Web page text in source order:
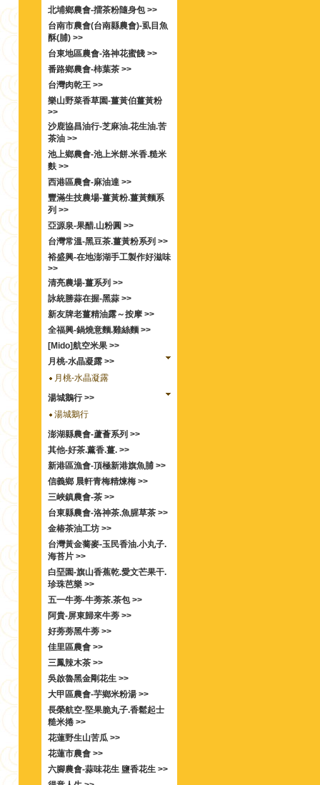
北埔鄉農會-擂茶粉隨身包 >>
台南市農會(台南縣農會)-虱目魚
酥(脯) >>
台東地區農會-洛神花蜜餞 >>
番路鄉農會-柿葉茶 >>
台灣肉乾王 >>
樂山野菜香草園-薑黃伯薑黃粉
>>
沙鹿協昌油行-芝麻油.花生油.苦
茶油 >>
池上鄉農會-池上米餅.米香.糙米
麩 >>
西港區農會-麻油達 >>
豐滿生技農場-薑黃粉.薑黃麵系
列 >>
亞源泉-果醋.山粉圓 >>
台灣常溫-黑豆茶.薑黃粉系列 >>
裕盛興-在地澎湖手工製作好滋味
>>
清亮農場-薑系列 >>
詠統勝蒜在握-黑蒜 >>
新友牌老薑精油露～按摩 >>
全福興-鍋燒意麵.雞絲麵 >>
[Mido]航空米果 >>
月桃-水晶凝露 >>
月桃-水晶凝露
湯城鵝行 >>
湯城鵝行
澎湖縣農會-蘆薈系列 >>
其他-好茶.薰香.薑. >>
新港區漁會-頂極新港旗魚脯 >>
信義鄉 晨軒青梅精煉梅 >>
三峽鎮農會-茶 >>
台東縣農會-洛神茶.魚腥草茶 >>
金椿茶油工坊 >>
台灣黃金蕎麥-玉民香油.小丸子.
海苔片 >>
白堊園-旗山香蕉乾.愛文芒果干.
珍珠芭樂 >>
五一牛蒡-牛蒡茶.茶包 >>
阿貴-屏東歸來牛蒡 >>
好蒡蒡黑牛蒡 >>
佳里區農會 >>
三鳳辣木茶 >>
吳啟魯黑金剛花生 >>
大甲區農會-芋鄉米粉湯 >>
長榮航空-堅果脆丸子.香鬆起士
糙米捲 >>
花蓮野生山苦瓜 >>
花蓮市農會 >>
六腳農會-蒜味花生 鹽香花生 >>